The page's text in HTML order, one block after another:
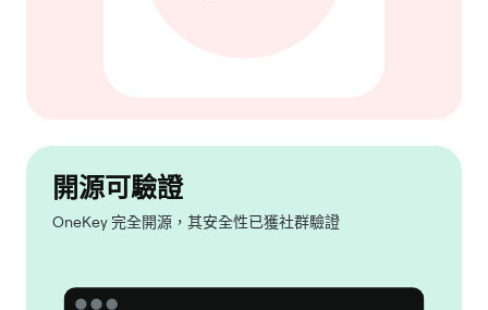
開源可驗證
OneKey 完全開源，其安全性已獲社群驗證